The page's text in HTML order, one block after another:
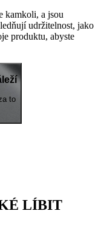
kamkoli, a jsou
udržitelnost, jako
produktu, abyste
to
LÍBIT